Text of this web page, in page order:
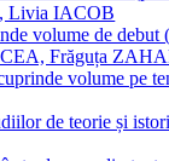
Livia IACOB
volume de debut
Frăguța
volume pe
de teorie și